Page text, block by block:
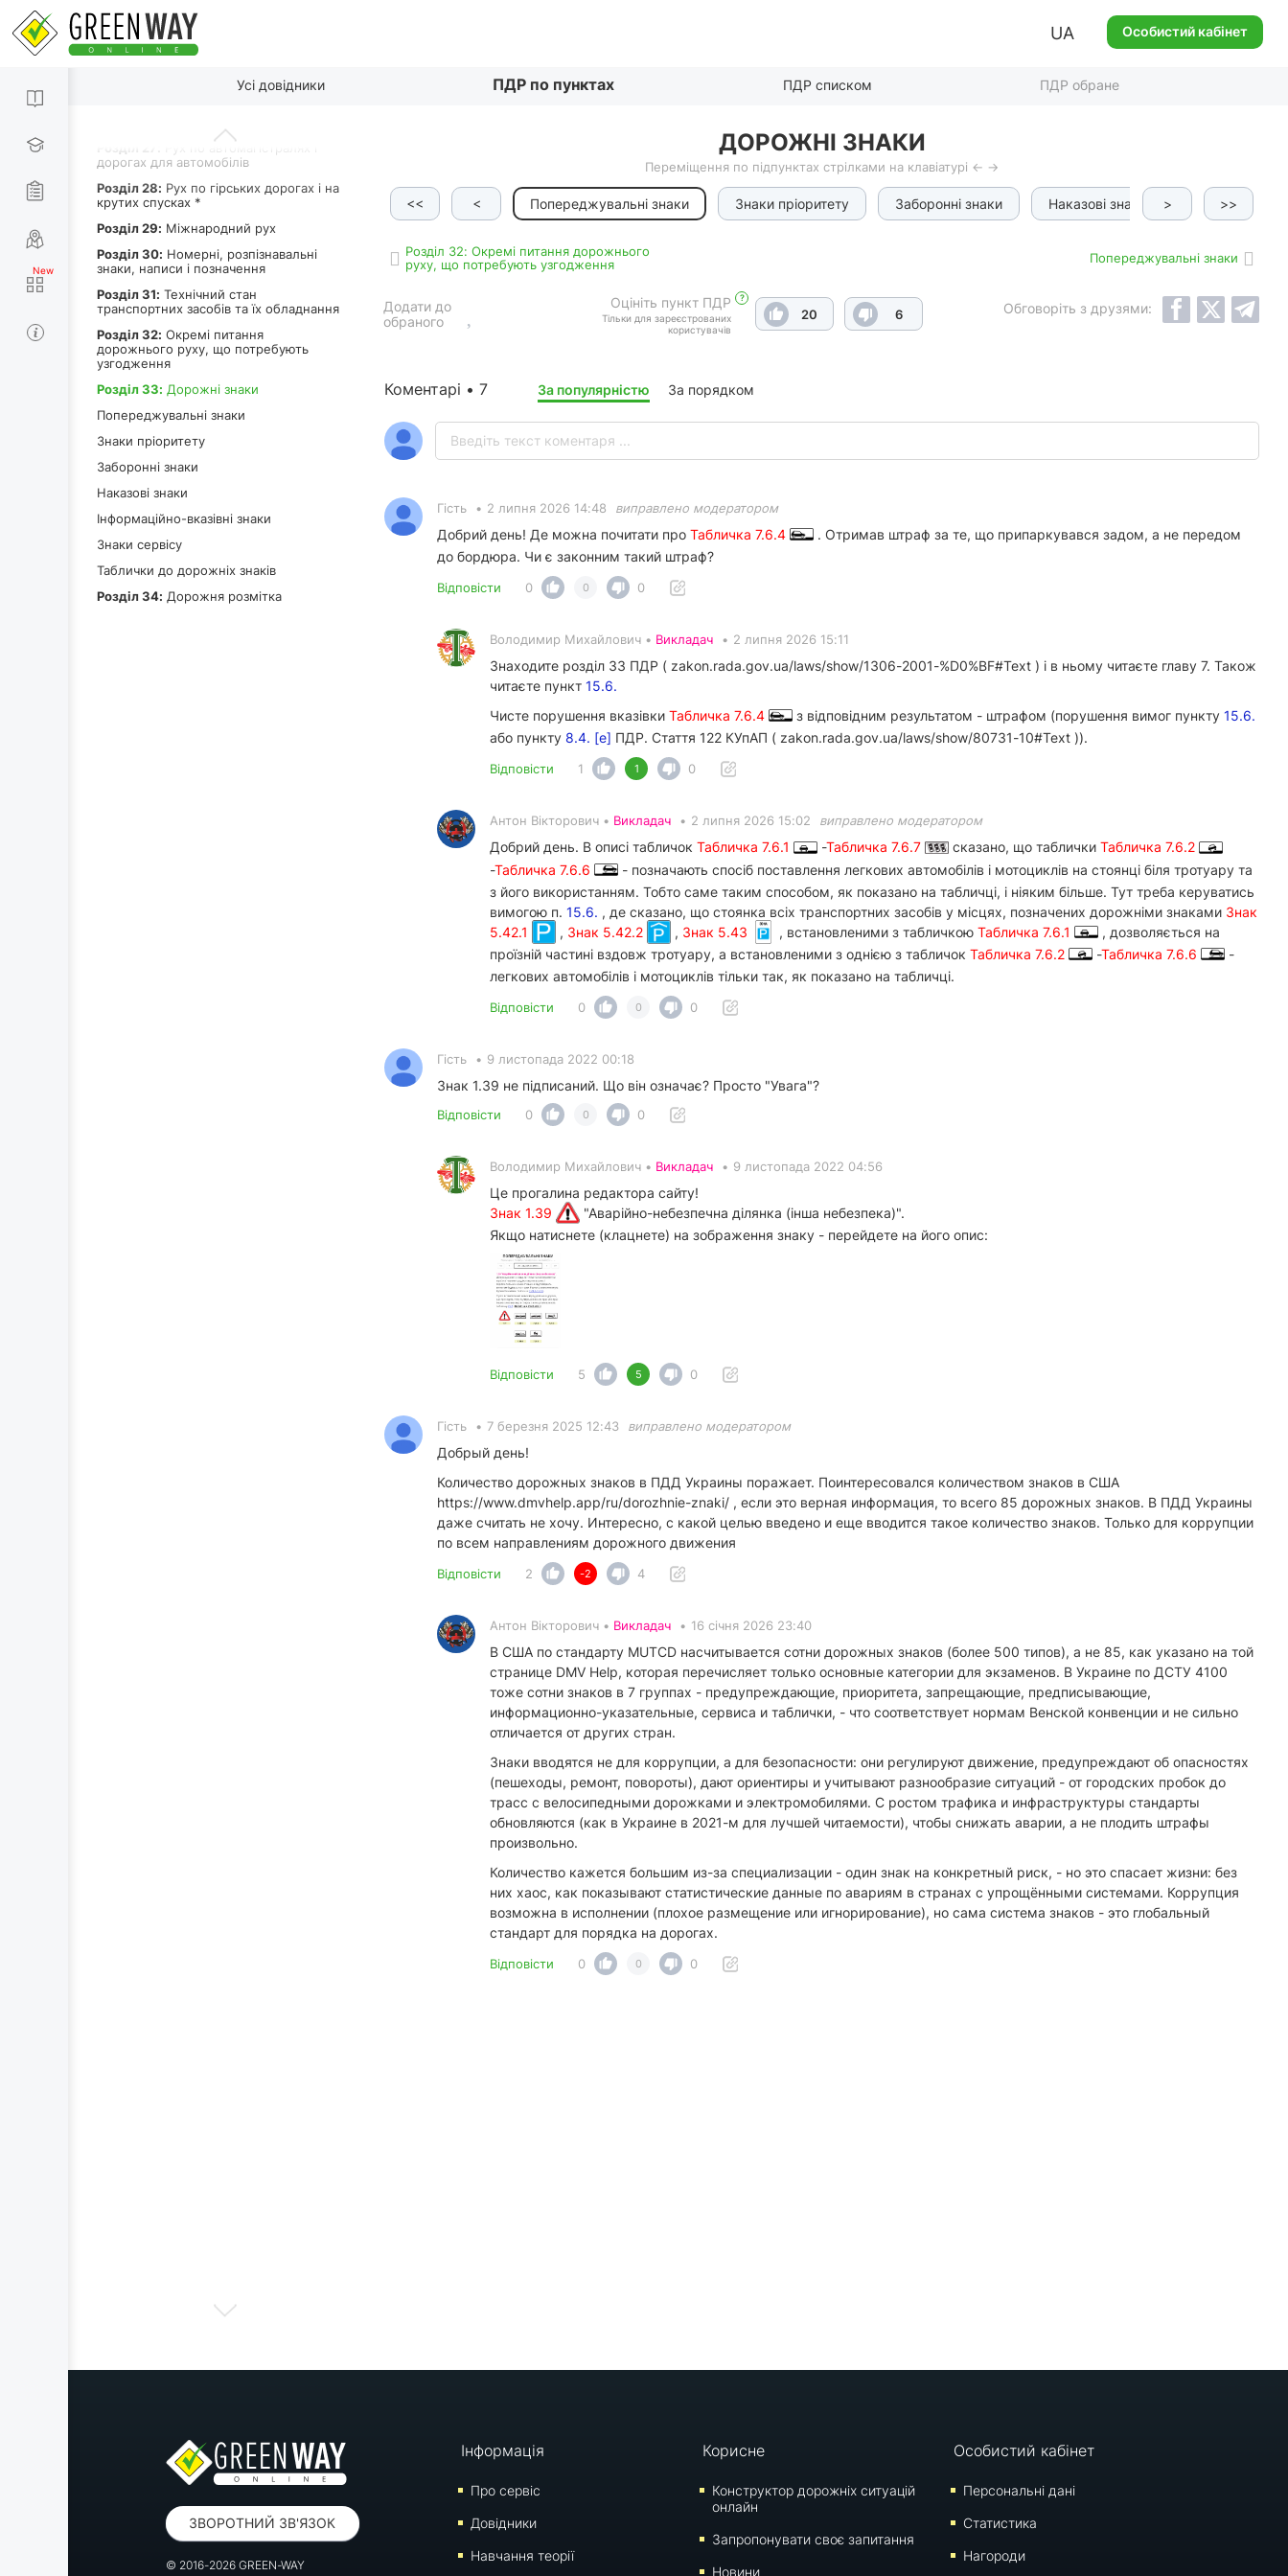
UA Особистий кабінет
Усі довідники ПДР по пунктах ПДР списком ПДР обране
експлуатація транспортних составів
Роздiл 24:Навчальна їзда
дорогах для автомобілів
Роздiл 28: Рух по гірських дорогах і на
крутих спусках *
Роздiл 29: Міжнародний рух
Роздiл 30: Номерні, розпізнавальні
знаки, написи і позначення
Роздiл 31: Технічний стан
транспортних засобів та їх обладнання
Роздiл 32: Окремі питання
дорожнього руху, що потребують
узгодження
Роздiл 33: Дорожні знаки
Попереджувальні знаки
Знаки пріоритету
Заборонні знаки
Наказові знаки
Інформаційно-вказівні знаки
Знаки сервісу
Таблички до дорожніх знаків
Роздiл 34: Дорожня розмітка
ДОРОЖНІ ЗНАКИ
Переміщення по підпунктах стрілками на клавіатурі ← →
<< < Попереджувальні знаки Знаки пріоритету Заборонні знаки Наказові знаки >>
>
Роздiл 32: Окремі питання дорожнього
руху, що потребують узгодження
Попереджувальні знаки
Оцініть пункт ПДР ?
Тільки для зареєстрованих
користувачів
20 6
Додати до
обраного
Обговоріть з друзями:
Коментарі • 7 За популярністю За порядком
Гість • 2 липня 2026 14:48 виправлено модератором
Добрий день! Де можна почитати про Табличка 7.6.4
. Отримав штраф за те, що припаркувався задом, а не передом
до бордюра. Чи є законним такий штраф?
Відповісти 0 0 0
Володимир Михайлович • Викладач • 2 липня 2026 15:11
Знаходите розділ 33 ПДР ( zakon.rada.gov.ua/laws/show/1306-2001-%D0%BF#Text ) і в ньому читаєте главу 7. Також
читаєте пункт 15.6.
Чисте порушення вказівки Табличка 7.6.4 з відповідним результатом - штрафом (порушення вимог пункту 15.6.
або пункту 8.4. [е] ПДР. Стаття 122 КУпАП ( zakon.rada.gov.ua/laws/show/80731-10#Text )).
Відповісти 1 1 0
Антон Вікторович • Викладач • 2 липня 2026 15:02 виправлено модератором
Добрий день. В описі табличок Табличка 7.6.1 -Табличка 7.6.7 сказано, що таблички Табличка 7.6.2
-Табличка 7.6.6
- позначають спосіб поставлення легкових автомобілів і мотоциклів на стоянці біля тротуару та
з його використанням. Тобто саме таким способом, як показано на табличці, і ніяким більше. Тут треба керуватись
вимогою п. 15.6. , де сказано, що стоянка всіх транспортних засобів у місцях, позначених дорожніми знаками Знак
5.42.1
, Знак 5.42.2 , Знак 5.43 , встановленими з табличкою Табличка 7.6.1
, дозволяється на
проїзній частині вздовж тротуару, а встановленими з однією з табличок Табличка 7.6.2 -Табличка 7.6.6
-
легкових автомобілів і мотоциклів тільки так, як показано на табличці.
Відповісти 0 0 0
Гість • 9 листопада 2022 00:18
Знак 1.39 не підписаний. Що він означає? Просто "Увага"?
Відповісти 0 0 0
Володимир Михайлович • Викладач • 9 листопада 2022 04:56
Це прогалина редактора сайту!
Знак 1.39
"Аварійно-небезпечна ділянка (інша небезпека)".
Якщо натиснете (клацнете) на зображення знаку - перейдете на його опис:
Відповісти 5 5 0
Гість • 7 березня 2025 12:43 виправлено модератором
Добрый день!
Количество дорожных знаков в ПДД Украины поражает. Поинтересовался количеством знаков в США
https://www.dmvhelp.app/ru/dorozhnie-znaki/ , если это верная информация, то всего 85 дорожных знаков. В ПДД Украины
даже считать не хочу. Интересно, с какой целью введено и еще вводится такое количество знаков. Только для коррупции
по всем направлениям дорожного движения
Відповісти 2 -2 4
Антон Вікторович • Викладач • 16 січня 2026 23:40
В США по стандарту MUTCD насчитывается сотни дорожных знаков (более 500 типов), а не 85, как указано на той
странице DMV Help, которая перечисляет только основные категории для экзаменов. В Украине по ДСТУ 4100
тоже сотни знаков в 7 группах - предупреждающие, приоритета, запрещающие, предписывающие,
информационно-указательные, сервиса и таблички, - что соответствует нормам Венской конвенции и не сильно
отличается от других стран.
​Знаки вводятся не для коррупции, а для безопасности: они регулируют движение, предупреждают об опасностях
(пешеходы, ремонт, повороты), дают ориентиры и учитывают разнообразие ситуаций - от городских пробок до
трасс с велосипедными дорожками и электромобилями. С ростом трафика и инфраструктуры стандарты
обновляются (как в Украине в 2021-м для лучшей читаемости), чтобы снижать аварии, а не плодить штрафы
произвольно.
​Количество кажется большим из-за специализации - один знак на конкретный риск, - но это спасает жизни: без
них хаос, как показывают статистические данные по авариям в странах с упрощёнными системами. Коррупция
возможна в исполнении (плохое размещение или игнорирование), но сама система знаков - это глобальный
стандарт для порядка на дорогах.
Відповісти 0 0 0
ЗВОРОТНИЙ ЗВ'ЯЗОК
© 2016-2026 GREEN-WAY
Інформація
Про сервіс
Довідники
Навчання теорії
Корисне
Конструктор дорожніх ситуацій
онлайн
Запропонувати своє запитання
Новини
Особистий кабінет
Персональні дані
Статистика
Нагороди